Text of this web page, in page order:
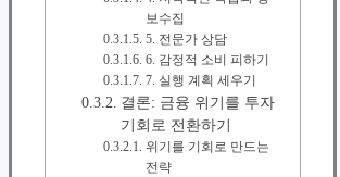
보수집
5. 전문가 상담
6. 감정적 소비 피하기
7. 실행 계획 세우기
결론: 금융 위기를 투자
기회로 전환하기
위기를 기회로 만드는
전략